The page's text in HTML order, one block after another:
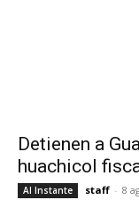
Detienen a
huachicol
Al Instante staff - 8